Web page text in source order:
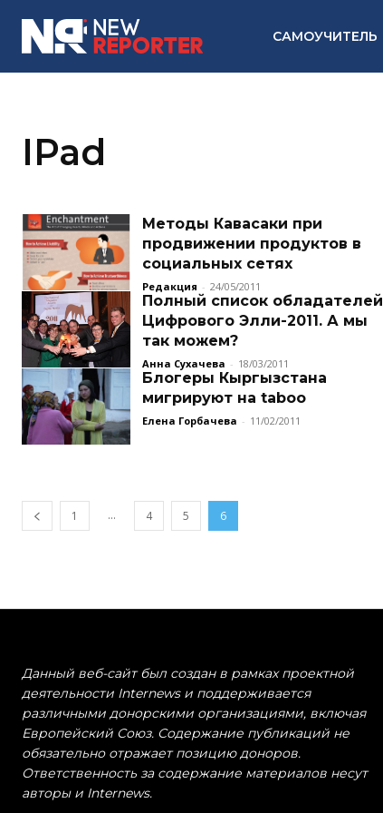
САМОУЧИТЕЛЬ
IPad
Методы Кавасаки при
продвижении продуктов в
социальных сетях
Редакция - 24/05/2011
Полный список обладателей
Цифрового Элли-2011. А мы
так можем?
Анна Сухачева - 18/03/2011
Блогеры Кыргызстана
мигрируют на taboo
Елена Горбачева - 11/02/2011
1 ... 4 5 6
Данный веб-сайт был создан в рамках проектной
деятельности Internews и поддерживается
различными донорскими организациями, включая
Европейский Союз. Содержание публикаций не
обязательно отражает позицию доноров.
Ответственность за содержание материалов несут
авторы и Internews.